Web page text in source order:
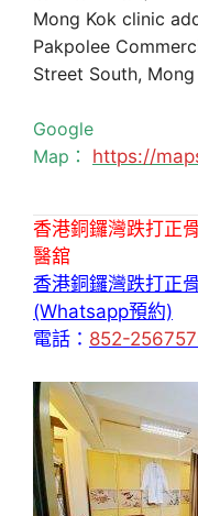
Mong Kok clinic
Pakpolee
Street South,
Google
Map： https://
香港銅鑼灣跌打正
醫舘
香港銅鑼灣跌打正
(Whatsapp預約)
電話： 852-